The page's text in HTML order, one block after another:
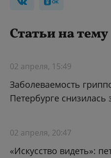
Статьи на тему
02 апреля, 15:49
Заболеваемость
Петербурге снизилась
02 апреля, 20:47
«Искусство видеть»: